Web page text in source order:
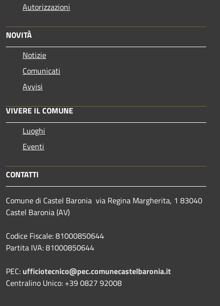
Autorizzazioni
NOVITÀ
Notizie
Comunicati
Avvisi
VIVERE IL COMUNE
Luoghi
Eventi
CONTATTI
Comune di Castel Baronia via Regina Margherita, 1 83040
Castel Baronia (AV)
Codice Fiscale: 81000850644
Partita IVA: 81000850644
PEC: ufficiotecnico@pec.comunecastelbaronia.it
Centralino Unico: +39 0827 92008